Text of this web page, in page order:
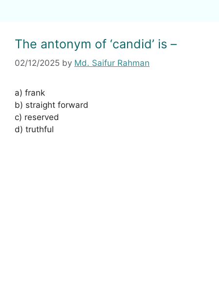
The antonym of ‘candid’ is –
02/12/2025 by Md. Saifur Rahman
a) frank
b) straight forward
c) reserved
d) truthful